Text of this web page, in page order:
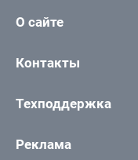
О сайте
Контакты
Техподдержка
Реклама